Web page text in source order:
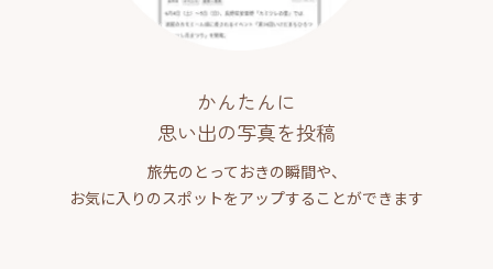
かんたんに
思い出の写真を投稿
旅先のとっておきの瞬間や、
お気に入りのスポットをアップすることができます